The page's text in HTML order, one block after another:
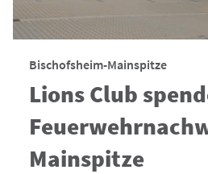
Bischofsheim-Mainspitze
Lions Club
Mainspitze